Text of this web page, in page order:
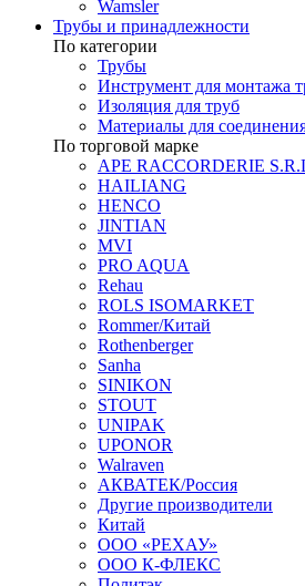
Wamsler
Трубы и принадлежности
По категории
Трубы
Инструмент для монтажа
Изоляция для труб
Материалы для
По торговой марке
APE RACCORDERIE
HAILIANG
HENCO
JINTIAN
MVI
PRO AQUA
Rehau
ROLS ISOMARKET
Rommer/Китай
Rothenberger
Sanha
SINIKON
STOUT
UNIPAK
UPONOR
Walraven
АКВАТЕК/Россия
Другие производители
Китай
ООО «РЕХАУ»
ООО К-ФЛЕКС